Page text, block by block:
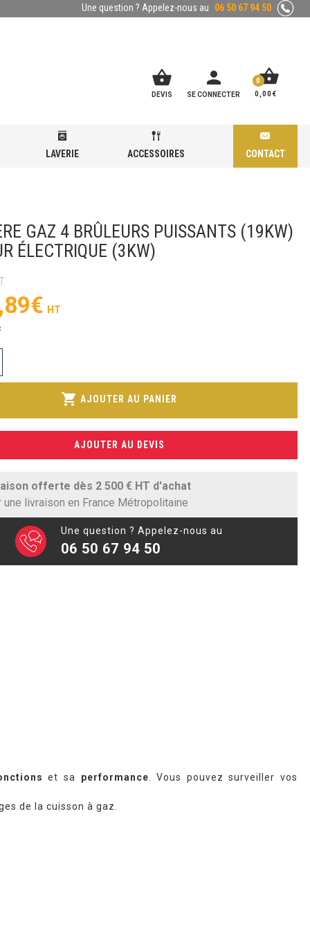
Une question ? Appelez-nous au 06 50 67 94 50
shopping_basket
DEVIS
person
SE CONNECTER
shopping_basket
0,00€
0
LAVERIE ACCESSOIRES CONTACT
FOUR ÉLECTRIQUE (3KW)
GAZ 4 BRÛLEURS PUISSANTS (19KW)
ÉLECTRIQUE (3KW)
€
shopping_cart AJOUTER AU PANIER
AJOUTER AU DEVIS
offerte dès 2 500 € HT d'achat
une livraison en France Métropolitaine
Une question ? Appelez-nous au
06 50 67 94 50
et sa performance . Vous pouvez surveiller vos
de la cuisson à gaz.